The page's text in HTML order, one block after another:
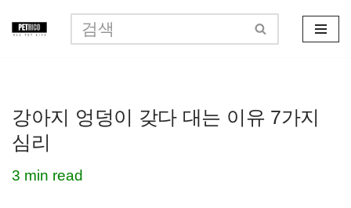
로
건
너
강아지 엉덩이 갖다 대는 이유 7가지
심리
3 min read